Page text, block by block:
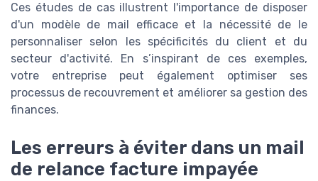
Ces études de cas illustrent l'importance de disposer
d'un modèle de mail efficace et la nécessité de le
personnaliser selon les spécificités du client et du
secteur d'activité. En s’inspirant de ces exemples,
votre entreprise peut également optimiser ses
processus de recouvrement et améliorer sa gestion des
finances.
Les erreurs à éviter dans un mail
de relance facture impayée